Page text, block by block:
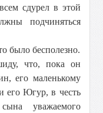
сдурел в этой
подчиняться
было бесполезно.
что, пока он
его маленькому
его Югур, в честь
уважаемого